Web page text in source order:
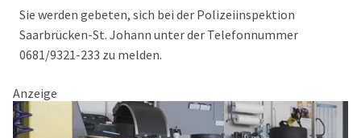
Sie werden gebeten, sich bei der Polizeiinspektion
Saarbrücken-St. Johann unter der Telefonnummer
0681/9321-233 zu melden.
Anzeige